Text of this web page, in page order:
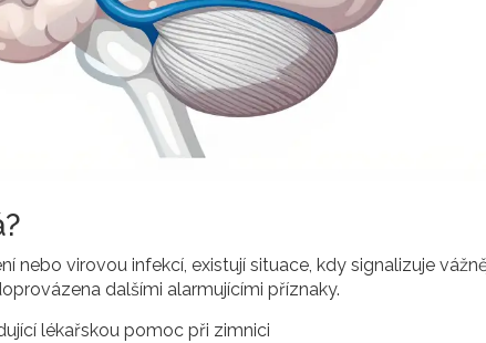
virovou infekcí, existují situace, kdy signalizuje
dalšími alarmujícími příznaky.
lékařskou pomoc při zimnici